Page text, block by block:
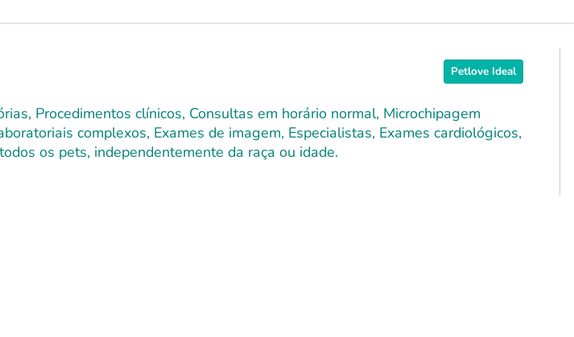
Petlove Ideal
Procedimentos clínicos, Consultas em horário normal, Microchipagem
complexos, Exames de imagem, Especialistas, Exames cardiológicos,
os pets, independentemente da raça ou idade.